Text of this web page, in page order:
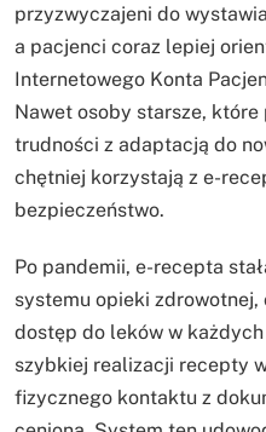
przyzwyczajeni do
a pacjenci coraz lepiej
Internetowego Konta
Nawet osoby starsze,
trudności z adaptacją do
chętniej korzystają z e-
bezpieczeństwo.
Po pandemii, e-recepta
systemu opieki
dostęp do leków w
szybkiej realizacji recepty
fizycznego kontaktu z